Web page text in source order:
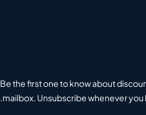
Be the first one to know about
mailbox. Unsubscribe whenever you